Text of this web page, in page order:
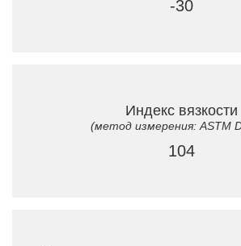
-30
Индекс вязкости
(метод измерения: ASTM
104